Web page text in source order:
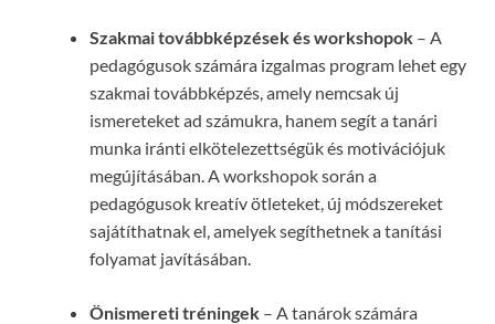
Szakmai továbbképzések és workshopok – A
pedagógusok számára izgalmas program lehet egy
szakmai továbbképzés, amely nemcsak új
ismereteket ad számukra, hanem segít a tanári
munka iránti elkötelezettségük és motivációjuk
megújításában. A workshopok során a
pedagógusok kreatív ötleteket, új módszereket
sajátíthatnak el, amelyek segíthetnek a tanítási
folyamat javításában.
Önismereti tréningek – A tanárok számára